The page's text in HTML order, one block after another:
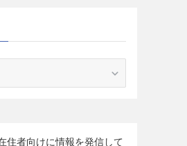
住者向けに情報を発信して